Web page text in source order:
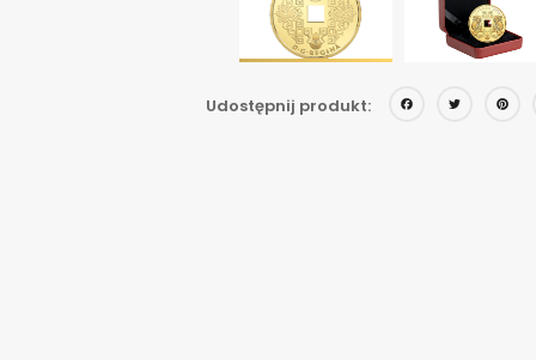
Udostępnij produkt: